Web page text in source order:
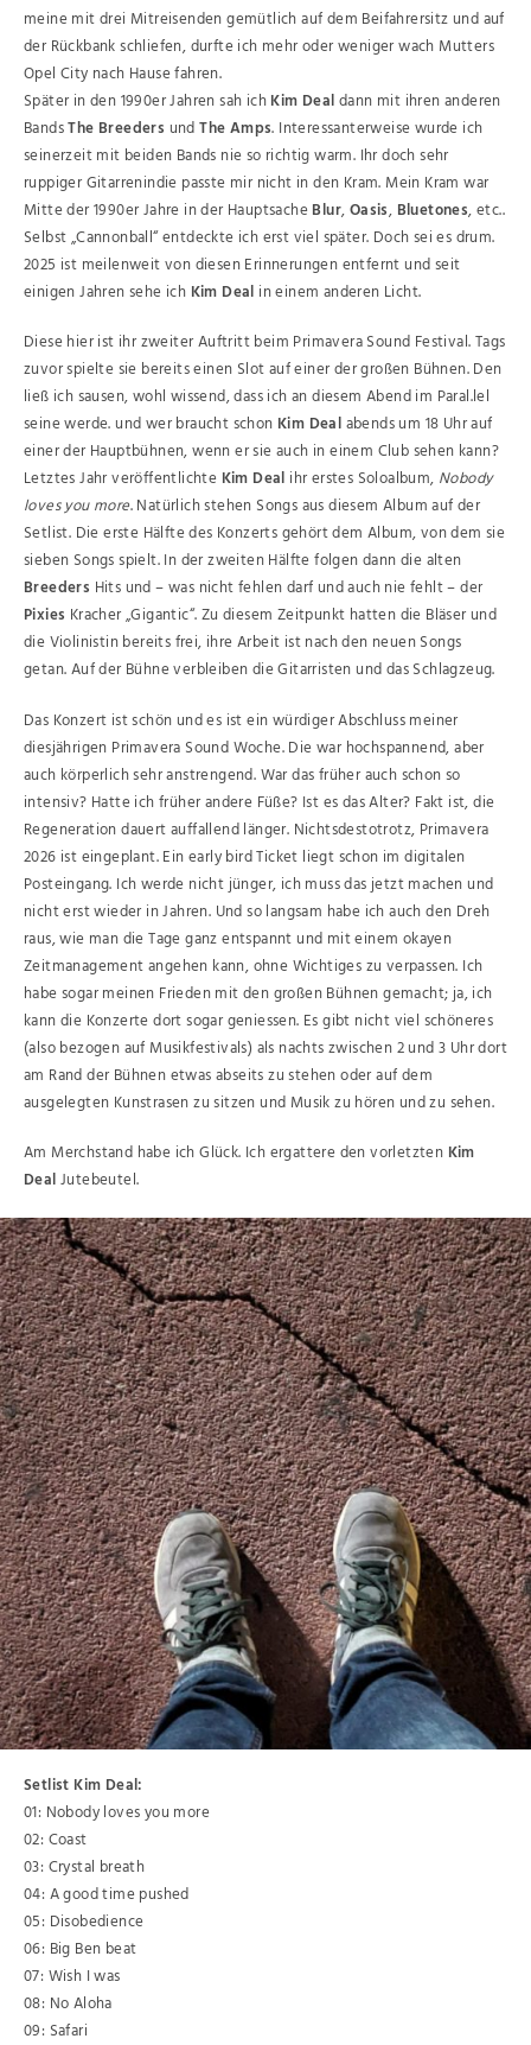
meine mit drei Mitreisenden gemütlich auf dem Beifahrersitz und auf
der Rückbank schliefen, durfte ich mehr oder weniger wach Mutters
Opel City nach Hause fahren.
Später in den 1990er Jahren sah ichKim Dealdann mit ihren anderen
BandsThe Breeders undThe Amps. Interessanterweise wurde ich
seinerzeit mit beiden Bands nie so richtig warm. Ihr doch sehr
ruppiger Gitarrenindie passte mir nicht in den Kram. Mein Kram war
Mitte der 1990er Jahre in der HauptsacheBlur,Oasis, Bluetones, etc..
Selbst „Cannonball“ entdeckte ich erst viel später. Doch sei es drum.
2025 ist meilenweit von diesen Erinnerungen entfernt und seit
einigen Jahren sehe ich Kim Deal in einem anderen Licht.
Diese hier ist ihr zweiter Auftritt beim Primavera Sound Festival. Tags
zuvor spielte sie bereits einen Slot auf einer der großen Bühnen. Den
ließ ich sausen, wohl wissend, dass ich an diesem Abend im Paral.lel
seine werde. und wer braucht schon Kim Dealabends um 18 Uhr auf
einer der Hauptbühnen, wenn er sie auch in einem Club sehen kann?
Letztes Jahr veröffentlichte Kim Deal ihr erstes Soloalbum, Nobody
loves you more. Natürlich stehen Songs aus diesem Album auf der
Setlist. Die erste Hälfte des Konzerts gehört dem Album, von dem sie
sieben Songs spielt. In der zweiten Hälfte folgen dann die alten
Breeders Hits und – was nicht fehlen darf und auch nie fehlt – der
Pixies Kracher „Gigantic“. Zu diesem Zeitpunkt hatten die Bläser und
die Violinistin bereits frei, ihre Arbeit ist nach den neuen Songs
getan. Auf der Bühne verbleiben die Gitarristen und das Schlagzeug.
Das Konzert ist schön und es ist ein würdiger Abschluss meiner
diesjährigen Primavera Sound Woche. Die war hochspannend, aber
auch körperlich sehr anstrengend. War das früher auch schon so
intensiv? Hatte ich früher andere Füße? Ist es das Alter? Fakt ist, die
Regeneration dauert auffallend länger. Nichtsdestotrotz, Primavera
2026 ist eingeplant. Ein early bird Ticket liegt schon im digitalen
Posteingang. Ich werde nicht jünger, ich muss das jetzt machen und
nicht erst wieder in Jahren. Und so langsam habe ich auch den Dreh
raus, wie man die Tage ganz entspannt und mit einem okayen
Zeitmanagement angehen kann, ohne Wichtiges zu verpassen. Ich
habe sogar meinen Frieden mit den großen Bühnen gemacht; ja, ich
kann die Konzerte dort sogar geniessen. Es gibt nicht viel schöneres
(also bezogen auf Musikfestivals) als nachts zwischen 2 und 3 Uhr dort
am Rand der Bühnen etwas abseits zu stehen oder auf dem
ausgelegten Kunstrasen zu sitzen und Musik zu hören und zu sehen.
Am Merchstand habe ich Glück. Ich ergattere den vorletzten Kim
DealJutebeutel.
Setlist Kim Deal:
01: Nobody loves you more
02: Coast
03: Crystal breath
04: A good time pushed
05: Disobedience
06: Big Ben beat
07: Wish I was
08: No Aloha
09: Safari